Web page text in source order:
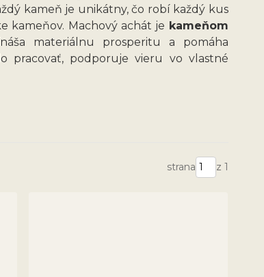
kameň je unikátny, čo robí každý kus
kameňov. Machový achát je kameňom
materiálnu prosperitu a pomáha
pracovať, podporuje vieru vo vlastné
strana z 1